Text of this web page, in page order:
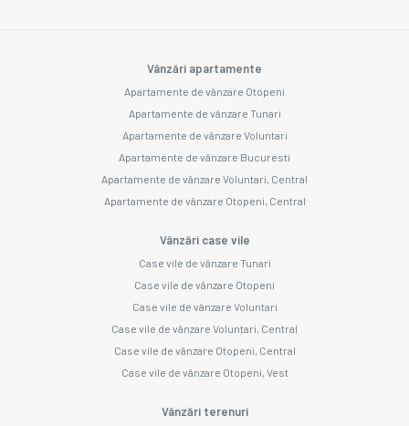
Vânzări apartamente
Apartamente de vânzare Otopeni
Apartamente de vânzare Tunari
Apartamente de vânzare Voluntari
Apartamente de vânzare Bucuresti
Apartamente de vânzare Voluntari, Central
Apartamente de vânzare Otopeni, Central
Vânzări case vile
Case vile de vânzare Tunari
Case vile de vânzare Otopeni
Case vile de vânzare Voluntari
Case vile de vânzare Voluntari, Central
Case vile de vânzare Otopeni, Central
Case vile de vânzare Otopeni, Vest
Vânzări terenuri